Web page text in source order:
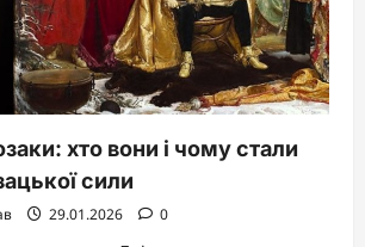
хто вони і чому стали
сили
29.01.2026 0